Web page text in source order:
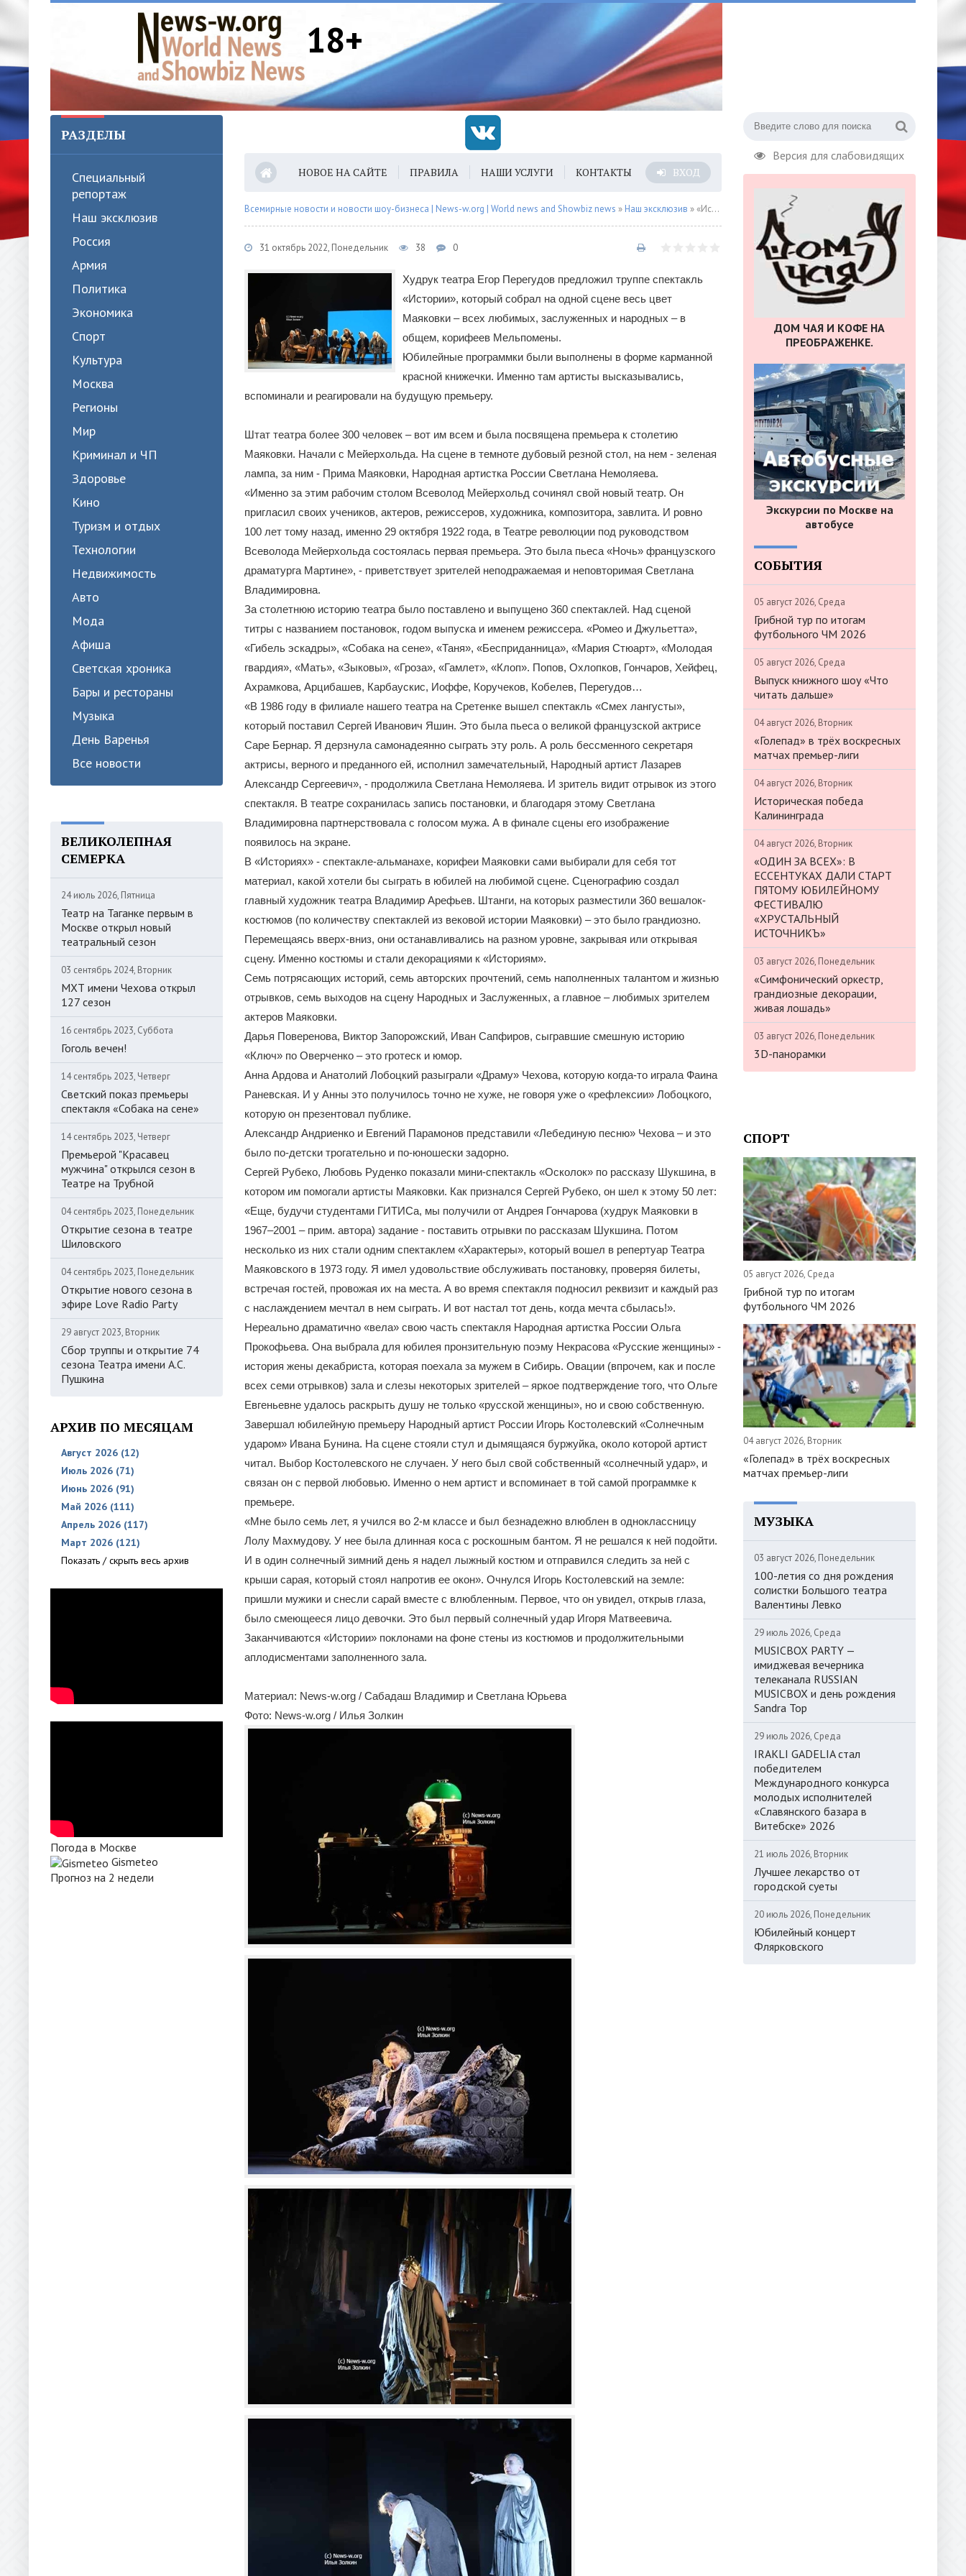
18+
Версия для слабовидящих
РАЗДЕЛЫ
Специальный
репортаж
Наш эксклюзив
Россия
Армия
Политика
Экономика
Спорт
Культура
Москва
Регионы
Мир
Криминал и ЧП
Здоровье
Кино
Туризм и отдых
Технологии
Недвижимость
Авто
Мода
Афиша
Светская хроника
Бары и рестораны
Музыка
День Варенья
Все новости
ВЕЛИКОЛЕПНАЯ
СЕМЕРКА
24 июль 2026, Пятница
Театр на Таганке первым в
Москве открыл новый
театральный сезон
03 сентябрь 2024, Вторник
МХТ имени Чехова открыл
127 сезон
16 сентябрь 2023, Суббота
Гоголь вечен!
14 сентябрь 2023, Четверг
Светский показ премьеры
спектакля «Собака на сене»
14 сентябрь 2023, Четверг
Премьерой "Красавец
мужчина" открылся сезон в
Театре на Трубной
04 сентябрь 2023, Понедельник
Открытие сезона в театре
Шиловского
04 сентябрь 2023, Понедельник
Открытие нового сезона в
эфире Love Radio Party
29 август 2023, Вторник
Сбор труппы и открытие 74
сезона Театра имени А.С.
Пушкина
АРХИВ ПО МЕСЯЦАМ
Август 2026 (12)
Июль 2026 (71)
Июнь 2026 (91)
Май 2026 (111)
Апрель 2026 (117)
Март 2026 (121)
Показать / скрыть весь архив
Погода в Москве
Gismeteo
Прогноз на 2 недели
НОВОЕ НА САЙТЕ ПРАВИЛА НАШИ УСЛУГИ КОНТАКТЫ ВХОД
Всемирные новости и новости шоу-бизнеса | News-w.org | World news and Showbiz news » Наш эксклюзив » «Истории» Маяковки в честь векового юбилея
31 октябрь 2022, Понедельник 38 0
Худрук театра Егор Перегудов предложил труппе спектакль
«Истории», который собрал на одной сцене весь цвет
Маяковки – всех любимых, заслуженных и народных – в
общем, корифеев Мельпомены.
Юбилейные программки были выполнены в форме карманной
красной книжечки. Именно там артисты высказывались,
вспоминали и реагировали на будущую премьеру.
Штат театра более 300 человек – вот им всем и была посвящена премьера к столетию
Маяковки. Начали с Мейерхольда. На сцене в темноте дубовый резной стол, на нем - зеленая
лампа, за ним - Прима Маяковки, Народная артистка России Светлана Немоляева.
«Именно за этим рабочим столом Всеволод Мейерхольд сочинял свой новый театр. Он
пригласил своих учеников, актеров, режиссеров, художника, композитора, завлита. И ровно
100 лет тому назад, именно 29 октября 1922 года, в Театре революции под руководством
Всеволода Мейерхольда состоялась первая премьера. Это была пьеса «Ночь» французского
драматурга Мартине», - приветствует зрителей неподражаемая и неповторимая Светлана
Владимировна.
За столетнюю историю театра было поставлено и выпущено 360 спектаклей. Над сценой
титры с названием постановок, годом выпуска и именем режиссера. «Ромео и Джульетта»,
«Гибель эскадры», «Собака на сене», «Таня», «Бесприданница», «Мария Стюарт», «Молодая
гвардия», «Мать», «Зыковы», «Гроза», «Гамлет», «Клоп». Попов, Охлопков, Гончаров, Хейфец,
Ахрамкова, Арцибашев, Карбаускис, Иоффе, Коручеков, Кобелев, Перегудов…
«В 1986 году в филиале нашего театра на Сретенке вышел спектакль «Смех лангусты»,
который поставил Сергей Иванович Яшин. Это была пьеса о великой французской актрисе
Саре Бернар. Я дерзнула самонадеянно сыграть эту роль. А роль бессменного секретаря
актрисы, верного и преданного ей, исполнил замечательный, Народный артист Лазарев
Александр Сергеевич», - продолжила Светлана Немоляева. И зритель видит отрывок из этого
спектакля. В театре сохранилась запись постановки, и благодаря этому Светлана
Владимировна партнерствовала с голосом мужа. А в финале сцены его изображение
появилось на экране.
В «Историях» - спектакле-альманахе, корифеи Маяковки сами выбирали для себя тот
материал, какой хотели бы сыграть в юбилей на любимой сцене. Сценографию создал
главный художник театра Владимир Арефьев. Штанги, на которых разместили 360 вешалок-
костюмов (по количеству спектаклей из вековой истории Маяковки) – это было грандиозно.
Перемещаясь вверх-вниз, они останавливались на разном уровне, закрывая или открывая
сцену. Именно костюмы и стали декорациями к «Историям».
Семь потрясающих историй, семь авторских прочтений, семь наполненных талантом и жизнью
отрывков, семь выходов на сцену Народных и Заслуженных, а главное – любимых зрителем
актеров Маяковки.
Дарья Поверенова, Виктор Запорожский, Иван Сапфиров, сыгравшие смешную историю
«Ключ» по Оверченко – это гротеск и юмор.
Анна Ардова и Анатолий Лобоцкий разыграли «Драму» Чехова, которую когда-то играла Фаина
Раневская. И у Анны это получилось точно не хуже, не говоря уже о «рефлексии» Лобоцкого,
которую он презентовал публике.
Александр Андриенко и Евгений Парамонов представили «Лебединую песню» Чехова – и это
было по-детски трогательно и по-юношески задорно.
Сергей Рубеко, Любовь Руденко показали мини-спектакль «Осколок» по рассказу Шукшина, в
котором им помогали артисты Маяковки. Как признался Сергей Рубеко, он шел к этому 50 лет:
«Еще, будучи студентами ГИТИСа, мы получили от Андрея Гончарова (худрук Маяковки в
1967–2001 – прим. автора) задание - поставить отрывки по рассказам Шукшина. Потом
несколько из них стали одним спектаклем «Характеры», который вошел в репертуар Театра
Маяковского в 1973 году. Я имел удовольствие обслуживать постановку, проверяя билеты,
встречая гостей, провожая их на места. А во время спектакля подносил реквизит и каждый раз
с наслаждением мечтал в нем сыграть. И вот настал тот день, когда мечта сбылась!».
Нереально драматично «вела» свою часть спектакля Народная артистка России Ольга
Прокофьева. Она выбрала для юбилея пронзительную поэму Некрасова «Русские женщины» -
история жены декабриста, которая поехала за мужем в Сибирь. Овации (впрочем, как и после
всех семи отрывков) зала и слезы некоторых зрителей – яркое подтверждение того, что Ольге
Евгеньевне удалось раскрыть душу не только «русской женщины», но и свою собственную.
Завершал юбилейную премьеру Народный артист России Игорь Костолевский «Солнечным
ударом» Ивана Бунина. На сцене стояли стул и дымящаяся буржуйка, около которой артист
читал. Выбор Костолевского не случаен. У него был свой собственный «солнечный удар», и
связан он с первой любовью. Именно о нем артист и вспоминает в той самой программке к
премьере.
«Мне было семь лет, я учился во 2-м классе и был безнадежно влюблен в одноклассницу
Лолу Махмудову. У нее была длинная коса с роскошным бантом. Я не решался к ней подойти.
И в один солнечный зимний день я надел лыжный костюм и отправился следить за ней с
крыши сарая, который стоял напротив ее окон». Очнулся Игорь Костолевский на земле:
пришли мужики и снесли сарай вместе с влюбленным. Первое, что он увидел, открыв глаза,
было смеющееся лицо девочки. Это был первый солнечный удар Игоря Матвеевича.
Заканчиваются «Истории» поклонами на фоне стены из костюмов и продолжительными
аплодисментами заполненного зала.
Материал: News-w.org / Сабадаш Владимир и Светлана Юрьева
Фото: News-w.org / Илья Золкин
ДОМ ЧАЯ И КОФЕ НА
ПРЕОБРАЖЕНКЕ.
Экскурсии по Москве на
автобусе
СОБЫТИЯ
05 август 2026, Среда
Грибной тур по итогам
футбольного ЧМ 2026
05 август 2026, Среда
Выпуск книжного шоу «Что
читать дальше»
04 август 2026, Вторник
«Голепад» в трёх воскресных
матчах премьер-лиги
04 август 2026, Вторник
Историческая победа
Калининграда
04 август 2026, Вторник
«ОДИН ЗА ВСЕХ»: В
ЕССЕНТУКАХ ДАЛИ СТАРТ
ПЯТОМУ ЮБИЛЕЙНОМУ
ФЕСТИВАЛЮ
«ХРУСТАЛЬНЫЙ
ИСТОЧНИКЪ»
03 август 2026, Понедельник
«Симфонический оркестр,
грандиозные декорации,
живая лошадь»
03 август 2026, Понедельник
3D-панорамки
СПОРТ
05 август 2026, Среда
Грибной тур по итогам
футбольного ЧМ 2026
04 август 2026, Вторник
«Голепад» в трёх воскресных
матчах премьер-лиги
МУЗЫКА
03 август 2026, Понедельник
100-летия со дня рождения
солистки Большого театра
Валентины Левко
29 июль 2026, Среда
MUSICBOX PARTY —
имиджевая вечерника
телеканала RUSSIAN
MUSICBOX и день рождения
Sandra Top
29 июль 2026, Среда
IRAKLI GADELIA стал
победителем
Международного конкурса
молодых исполнителей
«Славянского базара в
Витебске» 2026
21 июль 2026, Вторник
Лучшее лекарство от
городской суеты
20 июль 2026, Понедельник
Юбилейный концерт
Флярковского